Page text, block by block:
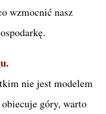
wzmocnić nasz
nie jest modelem
góry, warto